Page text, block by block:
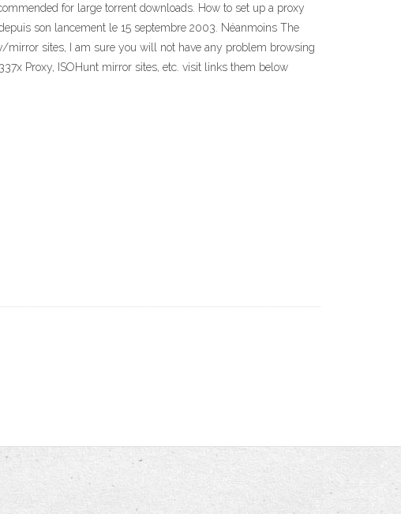
for large torrent downloads. How to set up a proxy
son lancement le 15 septembre 2003. Néanmoins The
mirror sites, I am sure you will not have any problem browsing
Proxy, ISOHunt mirror sites, etc. visit links them below